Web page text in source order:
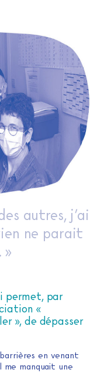
autres, j’ai
ne parait
»
permet, par
«
», de dépasser
barrières en venant
manquait une